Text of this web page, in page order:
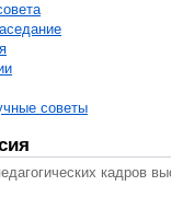
советы
кадров